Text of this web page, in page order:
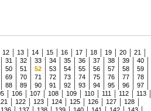
12 13 14 15 16 17 18 19 20
21
31 32 33 34 35 36 37 38 39
40
50 51 52 53 54 55 56 57 58
59
69 70 71 72 73 74 75 76 77
78
88 89 90 91 92 93 94 95 96
97
106 107 108 109 110 111 112
113
122 123 124 125 126 127
128